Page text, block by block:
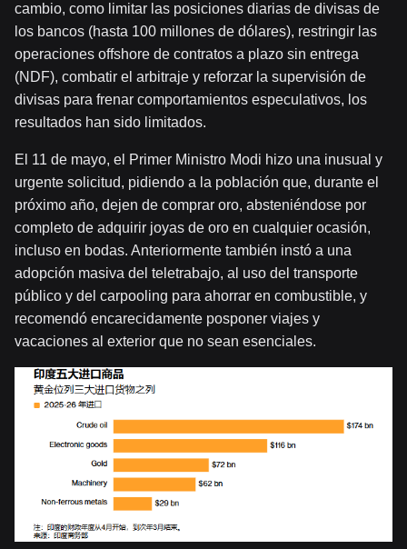
cambio, como limitar las posiciones diarias de divisas de
los bancos (hasta 100 millones de dólares), restringir las
operaciones offshore de contratos a plazo sin entrega
(NDF), combatir el arbitraje y reforzar la supervisión de
divisas para frenar comportamientos especulativos, los
resultados han sido limitados.
El 11 de mayo, el Primer Ministro Modi hizo una inusual y
urgente solicitud, pidiendo a la población que, durante el
próximo año, dejen de comprar oro, absteniéndose por
completo de adquirir joyas de oro en cualquier ocasión,
incluso en bodas. Anteriormente también instó a una
adopción masiva del teletrabajo, al uso del transporte
público y del carpooling para ahorrar en combustible, y
recomendó encarecidamente posponer viajes y
vacaciones al exterior que no sean esenciales.